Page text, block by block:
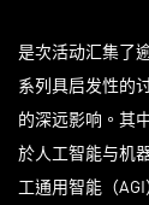
是次活动汇集了
系列具启发性的
的深远影响。其
於人工智能与机
工通用智能（